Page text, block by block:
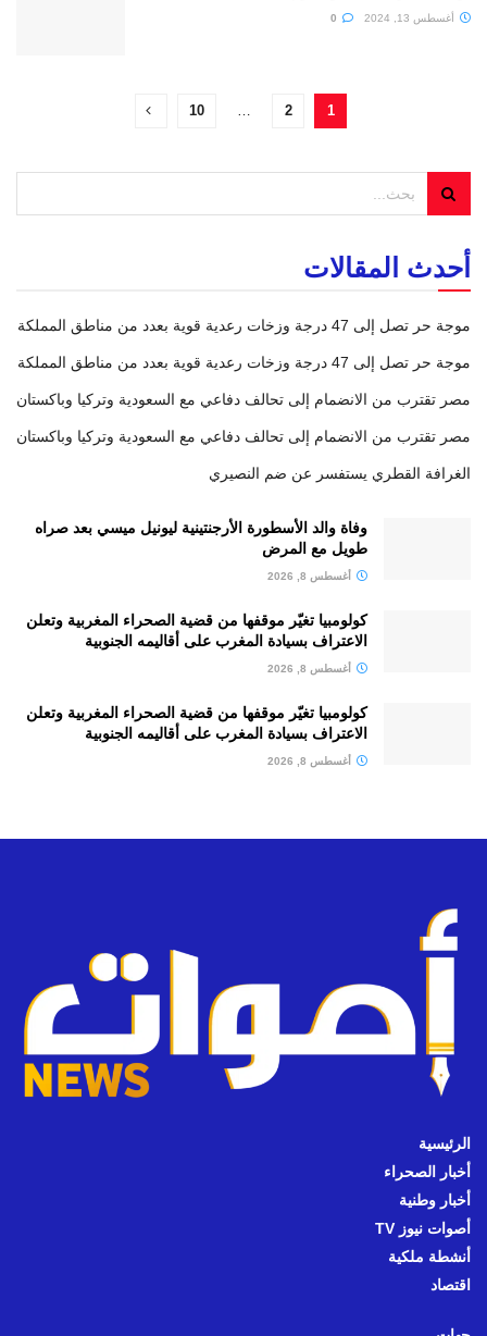
أغسطس 13, 2024
1
2
…
10
أحدث المقالات
موجة حر تصل إلى 47 درجة وزخات رعدية قوية بعدد من مناطق المملكة
موجة حر تصل إلى 47 درجة وزخات رعدية قوية بعدد من مناطق المملكة
مصر تقترب من الانضمام إلى تحالف دفاعي مع السعودية وتركيا وباكستان
مصر تقترب من الانضمام إلى تحالف دفاعي مع السعودية وتركيا وباكستان
الغرافة القطري يستفسر عن ضم النصيري
وفاة والد الأسطورة الأرجنتينية ليونيل ميسي بعد صراه
طويل مع المرض
أغسطس 8, 2026
كولومبيا تغيّر موقفها من قضية الصحراء المغربية وتعلن
الاعتراف بسيادة المغرب على أقاليمه الجنوبية
أغسطس 8, 2026
كولومبيا تغيّر موقفها من قضية الصحراء المغربية وتعلن
الاعتراف بسيادة المغرب على أقاليمه الجنوبية
أغسطس 8, 2026
الرئيسية
أخبار الصحراء
أخبار وطنية
أصوات نيوز TV
أنشطة ملكية
اقتصاد